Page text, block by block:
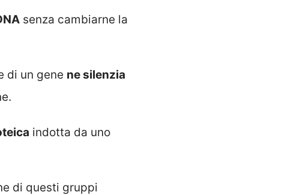
senza cambiarne la
di un gene ne silenzia
indotta da uno
di questi gruppi